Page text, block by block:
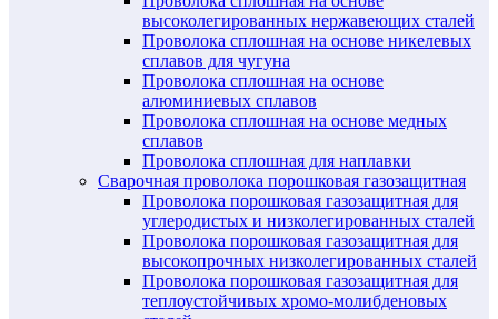
высоколегированных нержавеющих сталей
Проволока сплошная на основе никелевых
сплавов для чугуна
Проволока сплошная на основе
алюминиевых сплавов
Проволока сплошная на основе медных
сплавов
Проволока сплошная для наплавки
Сварочная проволока порошковая газозащитная
Проволока порошковая газозащитная для
углеродистых и низколегированных сталей
Проволока порошковая газозащитная для
высокопрочных низколегированных сталей
Проволока порошковая газозащитная для
теплоустойчивых хромо-молибденовых